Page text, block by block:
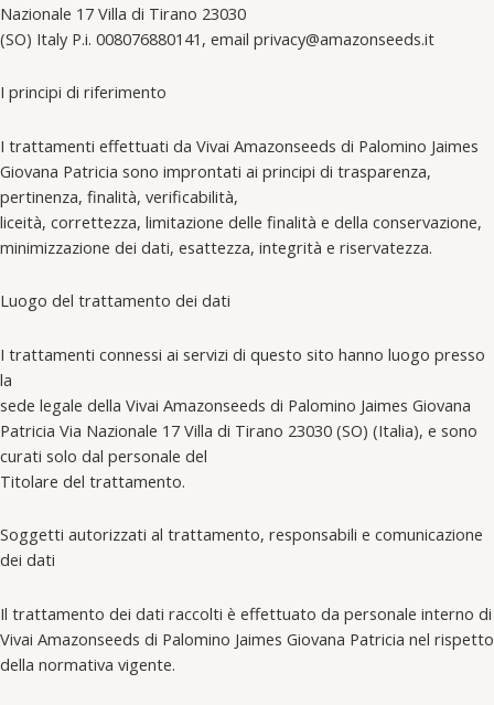
Nazionale 17 Villa di Tirano 23030
(SO) Italy P.i. 008076880141, email privacy@amazonseeds.it
I principi di riferimento
I trattamenti effettuati da Vivai Amazonseeds di Palomino Jaimes
Giovana Patricia sono improntati ai principi di trasparenza,
pertinenza, finalità, verificabilità,
liceità, correttezza, limitazione delle finalità e della conservazione,
minimizzazione dei dati, esattezza, integrità e riservatezza.
Luogo del trattamento dei dati
I trattamenti connessi ai servizi di questo sito hanno luogo presso
la
sede legale della Vivai Amazonseeds di Palomino Jaimes Giovana
Patricia Via Nazionale 17 Villa di Tirano 23030 (SO) (Italia), e sono
curati solo dal personale del
Titolare del trattamento.
Soggetti autorizzati al trattamento, responsabili e comunicazione
dei dati
Il trattamento dei dati raccolti è effettuato da personale interno di
Vivai Amazonseeds di Palomino Jaimes Giovana Patricia nel rispetto
della normativa vigente.